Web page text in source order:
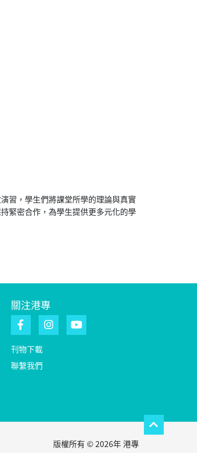
習，學生們將課堂所學的理論與真實
緊密合作，為學生提供更多元化的學
關注港專
刊物下載
聯繫我們
版權所有 © 2026年 港專